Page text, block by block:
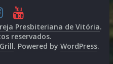
Presbiteriana de Vitória.
reservados.
. Powered byWordPress.